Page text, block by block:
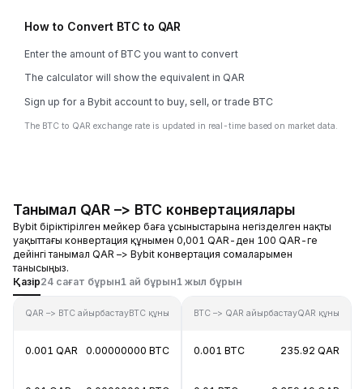
How to Convert BTC to QAR
Enter the amount of BTC you want to convert
The calculator will show the equivalent in QAR
Sign up for a Bybit account to buy, sell, or trade BTC
The BTC to QAR exchange rate is updated in real-time based on market data.
Танымал QAR –> BTC конвертациялары
Bybit біріктірілген мейкер баға ұсыныстарына негізделген нақты
уақыттағы конвертация құнымен 0,001 QAR-ден 100 QAR-ге
дейінгі танымал QAR –> Bybit конвертация сомаларымен
танысыңыз.
Қазір24 сағат бұрын1 ай бұрын1 жыл бұрын
QAR –> BTC айырбастауBTC құны
0.001 QAR 0.00000000 BTC
BTC –> QAR айырбастауQAR құны
0.001 BTC 235.92 QAR